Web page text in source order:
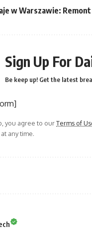
w Warszawie:
Sign Up For
Be keep up! Get the latest
you agree to ourTerms of
any time.